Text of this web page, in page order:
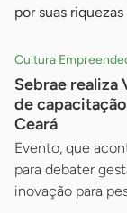
por suas riquezas
Cultura
Sebrae realiza
de
Ceará
Evento, que
para debater
inovação para